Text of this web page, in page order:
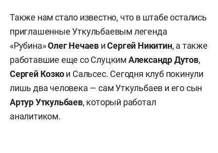
Также нам стало известно, что в штабе остались
приглашенные Уткульбаевым легенда
«Рубина»Олег Нечаев иСергей Никитин, а также
работавшие еще со Слуцким АлександрДутов,
Сергей Козкои Сальсес. Сегодня клуб покинули
лишь два человека — сам Уткульбаев и его сын
Артур Уткульбаев, который работал
аналитиком.